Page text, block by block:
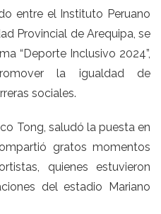
entre el Instituto Peruano
Provincial de Arequipa, se
“Deporte Inclusivo 2024”,
la igualdad de
sociales.
Tong, saludó la puesta en
gratos momentos
quienes estuvieron
del estadio Mariano